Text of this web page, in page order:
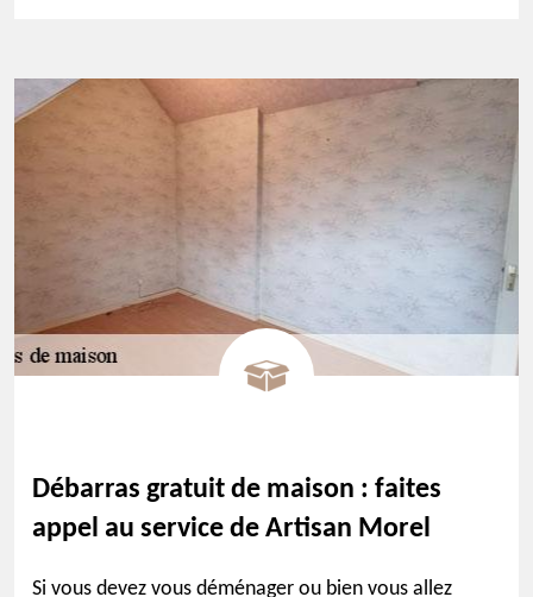
Débarras gratuit de maison : faites
appel au service de Artisan Morel
Si vous devez vous déménager ou bien vous allez